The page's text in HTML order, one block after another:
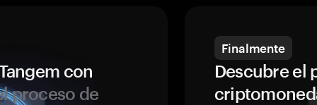
con
proceso de
Finalmente
Descubre el